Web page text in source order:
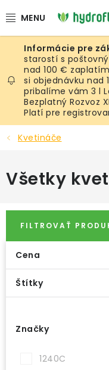
na
RASTLINY
UMELÉ RASTLINY
KVETINÁČE
SUBSTRÁTY A
SERVIS INTERIÉROVEJ
ODBORNÉ ČLÁNKY
MACHOVÉ STENY
INTERIÉROVÉ
starostí s
nad 100 €
si objednávku nad
pribalíme vám 3 l
Bezplatný Rozvoz
Platí pre
Kvetináče
Všetky
FILTROVAŤ
Cena
Štítky
Značky
1240C